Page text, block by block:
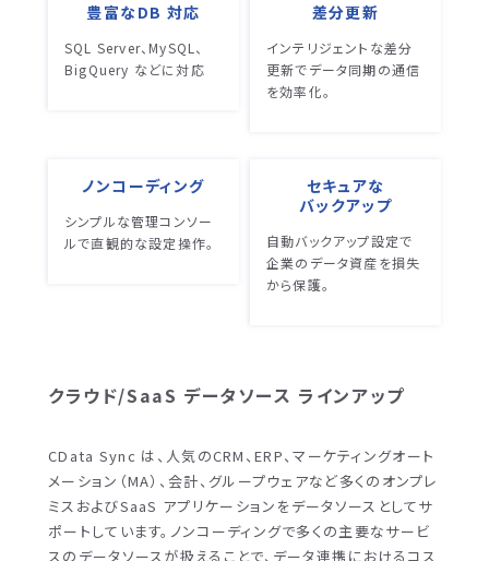
豊富なDB 対応
SQL Server、MySQL、
BigQuery などに対応
差分更新
インテリジェントな差分
更新でデータ同期の通信
を効率化。
ノンコーディング
シンプルな管理コンソー
ルで直観的な設定操作。
セキュアな
バックアップ
自動バックアップ設定で
企業のデータ資産を損失
から保護。
クラウド/SaaS データソース ラインアップ
CData Sync は、人気のCRM、ERP、マーケティングオート
メーション（MA）、会計、グループウェアなど多くのオンプレ
ミスおよびSaaS アプリケーションをデータソースとしてサ
ポートしています。ノンコーディングで多くの主要なサービ
スのデータソースが扱えることで、データ連携におけるコス